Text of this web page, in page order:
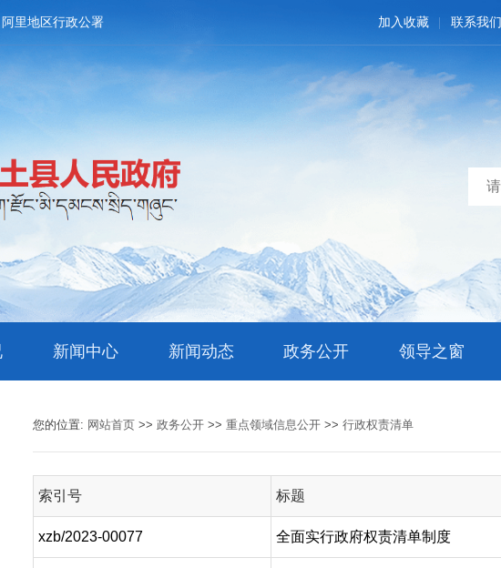
阿里地区行政公署 加入收藏 联系我们
新闻中心 新闻动态 政务公开 领导之窗
您的位置: 网站首页 >>政务公开 >>重点领域信息公开 >>行政权责清单
索引号 标题
xzb/2023-00077 全面实行政府权责清单制度